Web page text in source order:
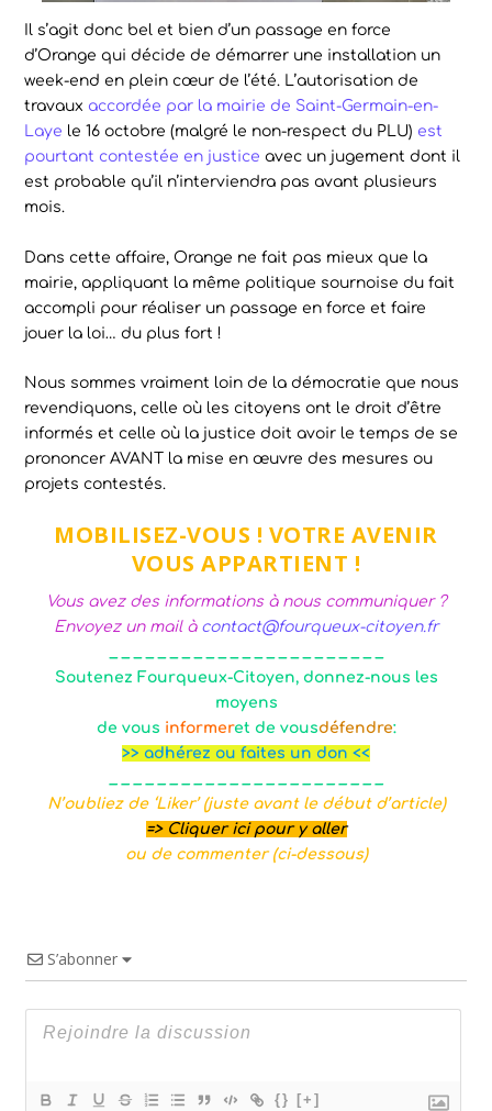
Il s’agit donc bel et bien d’un passage en force
d’Orange qui décide de démarrer une installation un
week-end en plein cœur de l’été. L’autorisation de
travaux accordée par la mairie de Saint-Germain-en-
Laye le 16 octobre (malgré le non-respect du PLU) est
pourtant contestée en justice avec un jugement dont il
est probable qu’il n’interviendra pas avant plusieurs
mois.
Dans cette affaire, Orange ne fait pas mieux que la
mairie, appliquant la même politique sournoise du fait
accompli pour réaliser un passage en force et faire
jouer la loi… du plus fort !
Nous sommes vraiment loin de la démocratie que nous
revendiquons, celle où les citoyens ont le droit d’être
informés et celle où la justice doit avoir le temps de se
prononcer AVANT la mise en œuvre des mesures ou
projets contestés.
MOBILISEZ-VOUS ! VOTRE AVENIR
VOUS APPARTIENT !
Vous avez des informations à nous communiquer ?
Envoyez un mail à contact@fourqueux-citoyen.fr
Soutenez Fourqueux-Citoyen, donnez-nous les
moyens
de vous informeret de vousdéfendre:
>> adhérez ou faites un don <<
N’oubliez de ‘Liker’ (juste avant le début d’article)
=> Cliquer ici pour y aller
ou de commenter (ci-dessous)
S’abonner
{} [+]